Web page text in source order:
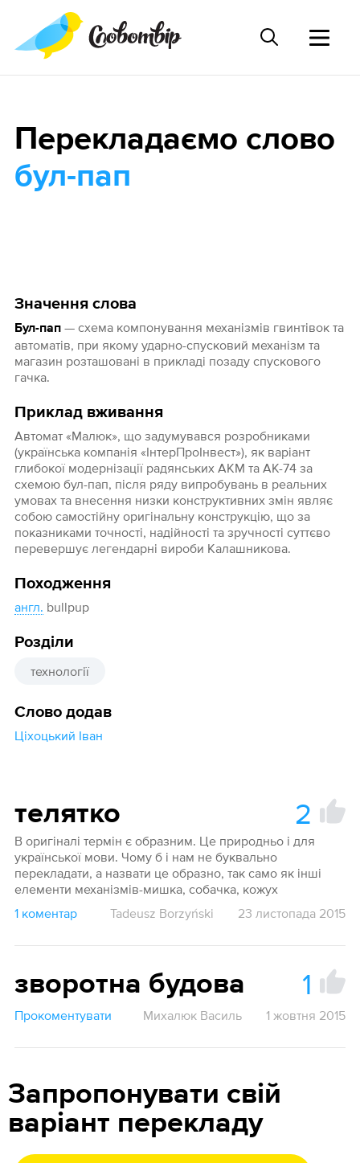
Значення слова
Бул-пап— схема компонування механізмів гвинтівок та
автоматів, при якому ударно-спусковий механізм та
магазин розташовані в прикладі позаду спускового
гачка.
Приклад вживання
Автомат «Малюк», що задумувався розробниками
(українська компанія «ІнтерПроІнвест»), як варіант
глибокої модернізації радянських АКМ та АК-74 за
схемою бул-пап, після ряду випробувань в реальних
умовах та внесення низки конструктивних змін являє
собою самостійну оригінальну конструкцію, що за
показниками точності, надійності та зручності суттєво
перевершує легендарні вироби Калашникова.
Походження
англ. bullpup
Розділи
технології
Слово додав
Ціхоцький Іван
Перекладаємо слово
бул-пап
телятко 2
В оригіналі термін є образним. Це природньо і для
української мови. Чому б і нам не буквально
перекладати, а назвати це образно, так само як інші
елементи механізмів-мишка, собачка, кожух
1 коментар
Tadeusz Borzyński 23 листопада 2015
зворотна будова 1
Прокоментувати Михалюк Василь 1 жовтня 2015
Запропонувати свій
варіант перекладу